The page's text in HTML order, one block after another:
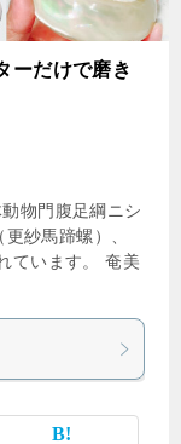
ーだけで磨き
物門腹足綱ニシ
紗馬蹄螺）、
ています。 奄美